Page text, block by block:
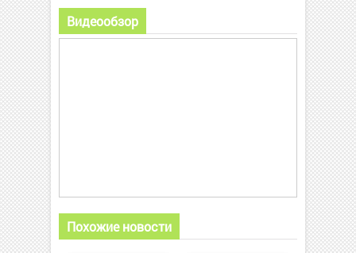
Видеообзор
Похожие новости